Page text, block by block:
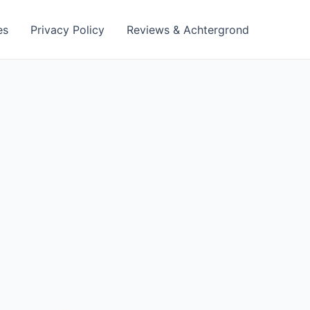
Privacy Policy Reviews & Achtergrond